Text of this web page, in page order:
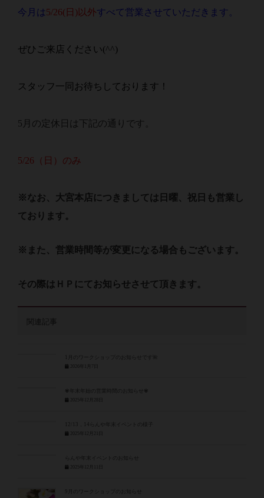
今月は 5/26(日)以外すべて営業させていただきます。
ぜひご来店ください(^^)
スタッフ一同お待ちしております！
5月の定休日は下記の通りです。
5/26（日）のみ
※なお、大宮本店につきましては日曜、祝日も営業し
ております。
※また、営業時間等が変更になる場合もございます。
その際はＨＰにてお知らせさせて頂きます。
関連記事
1月のワークショップのお知らせです🌺
✾年末年始の営業時間のお知らせ✾
12/13，14らんや年末イベントの様子
らんや年末イベントのお知らせ
9月のワークショップのお知らせ